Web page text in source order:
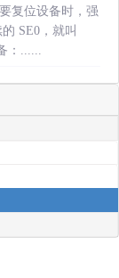
复位设备时，强
SE0，就叫
：......